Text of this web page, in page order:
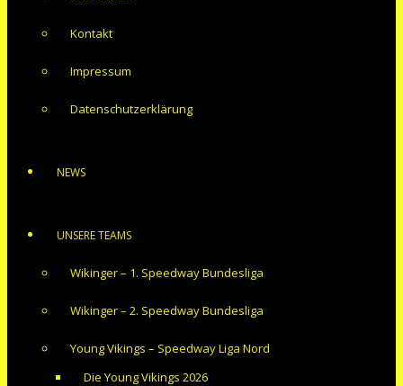
Kontakt
Impressum
Datenschutzerklärung
NEWS
UNSERE TEAMS
Wikinger – 1. Speedway Bundesliga
Wikinger – 2. Speedway Bundesliga
Young Vikings – Speedway Liga Nord
Die Young Vikings 2026